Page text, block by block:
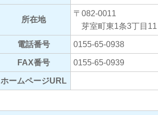
所在地
〒082-0011
芽室町東1条3丁目11
電話番号 0155-65-0938
FAX番号 0155-65-0939
ホームページURL